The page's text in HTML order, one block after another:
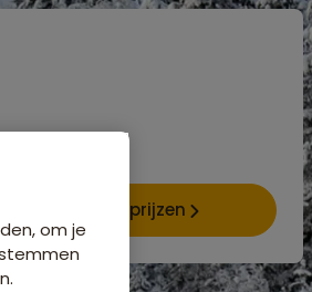
Data & prijzen
om je